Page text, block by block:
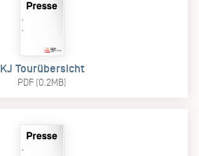
KJ Tourübersicht
PDF (0.2MB)